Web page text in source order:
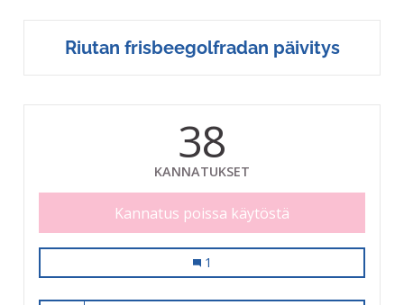
Riutan frisbeegolfradan päivitys
38
KANNATUKSET
Kannatus poissa käytöstä
Riutan frisbeegolfradan päivitys
1